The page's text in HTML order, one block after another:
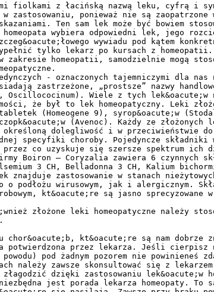
fiolkami z łacińską nazwą leku, cyfrą i
zastosowaniu, ponieważ nie są zaopatrzone
Ten sam lek może być bowiem
wybiera odpowiedni lek, jego
wywiadu pod kątem
tylko lekarz po kursach z homeopatii.
zakresie homeopatii, samodzielnie mogą
- oznaczonych tajemniczymi dla nas
zastrzeżone, „prostsze” nazwy
Oscillococinum). Wiele z tych
że był to lek homeopatyczny. Leki
(Homeogene 9), syrop&oacute;w
(Avenoc). Każdy ze złożonych
określoną dolegliwość i w przeciwieństwie
specyfiki choroby. Pojedyncze składniki
co uzyskuje się szersze spektrum ich
Boiron – Coryzalia zawiera 6 czynnych
3 CH, Belladonna 3 CH, Kalium
zastosowanie w stanach
o podłożu wirusowym, jak i alergicznym.
kt&oacute;re są jasno sprecyzowane
złożone leki homeopatyczne należy
kt&oacute;re są nam dobrze
potwierdzona przez lekarza. Jeśli cierpisz
pod żadnym pozorem nie powinieneś
należy zawsze skonsultować się z
dzięki zastosowaniu lek&oacute;w
jest porada lekarza homeopaty. To